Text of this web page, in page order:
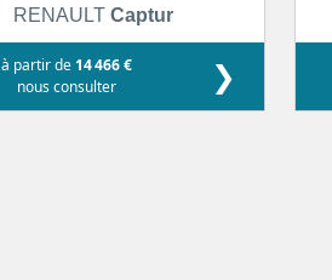
RENAULT Captur
à partir de 14 466 €
nous consulter
❯